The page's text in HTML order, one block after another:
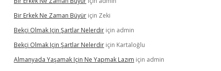
Bir Erkek Ne Zaman Büyür için Zeki
Bekçi Olmak Için Şartlar Nelerdir için admin
Bekçi Olmak Için Şartlar Nelerdir için Kartaloğlu
Almanyada Yaşamak Için Ne Yapmak Lazım için admin